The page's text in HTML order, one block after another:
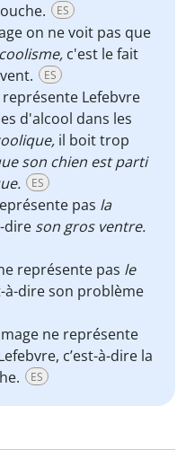
ES
on ne voit pas que
c'est le fait
ES
représente Lefebvre
d'alcool dans les
il boit trop
son chien est parti
ES
pas la
dire son gros ventre.
représente pas le
à-dire son problème
ne représente
c’est-à-dire la
ES